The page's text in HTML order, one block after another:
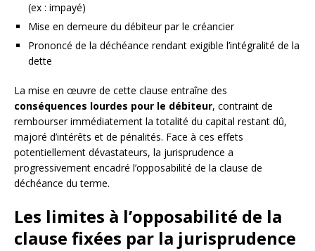
(ex : impayé)
Mise en demeure du débiteur par le créancier
Prononcé de la déchéance rendant exigible l’intégralité de la
dette
La mise en œuvre de cette clause entraîne des
conséquences lourdes pour le débiteur, contraint de
rembourser immédiatement la totalité du capital restant dû,
majoré d’intérêts et de pénalités. Face à ces effets
potentiellement dévastateurs, la jurisprudence a
progressivement encadré l’opposabilité de la clause de
déchéance du terme.
Les limites à l’opposabilité de la
clause fixées par la jurisprudence